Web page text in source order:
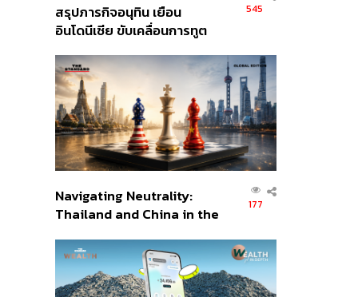
สรุปภารกิจอนุทิน เยือน
อินโดนีเซีย ขับเคลื่อนการทูต
ส่วนยุทธศาสตร์ไทย –
อินโดนีเซีย
545
Navigating Neutrality:
Thailand and China in the
Order
177